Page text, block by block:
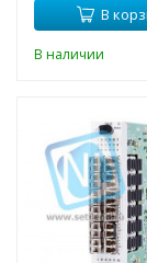
В
В наличии